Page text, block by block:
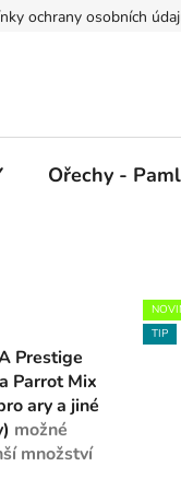
ochrany osobních
Ořechy -
Prestige
Parrot Mix
ary a jiné
možné
množství
TIP